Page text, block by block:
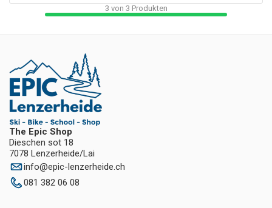
3 von 3 Produkten
The Epic Shop
Dieschen sot 18
7078 Lenzerheide/Lai
info@epic-lenzerheide.ch
081 382 06 08